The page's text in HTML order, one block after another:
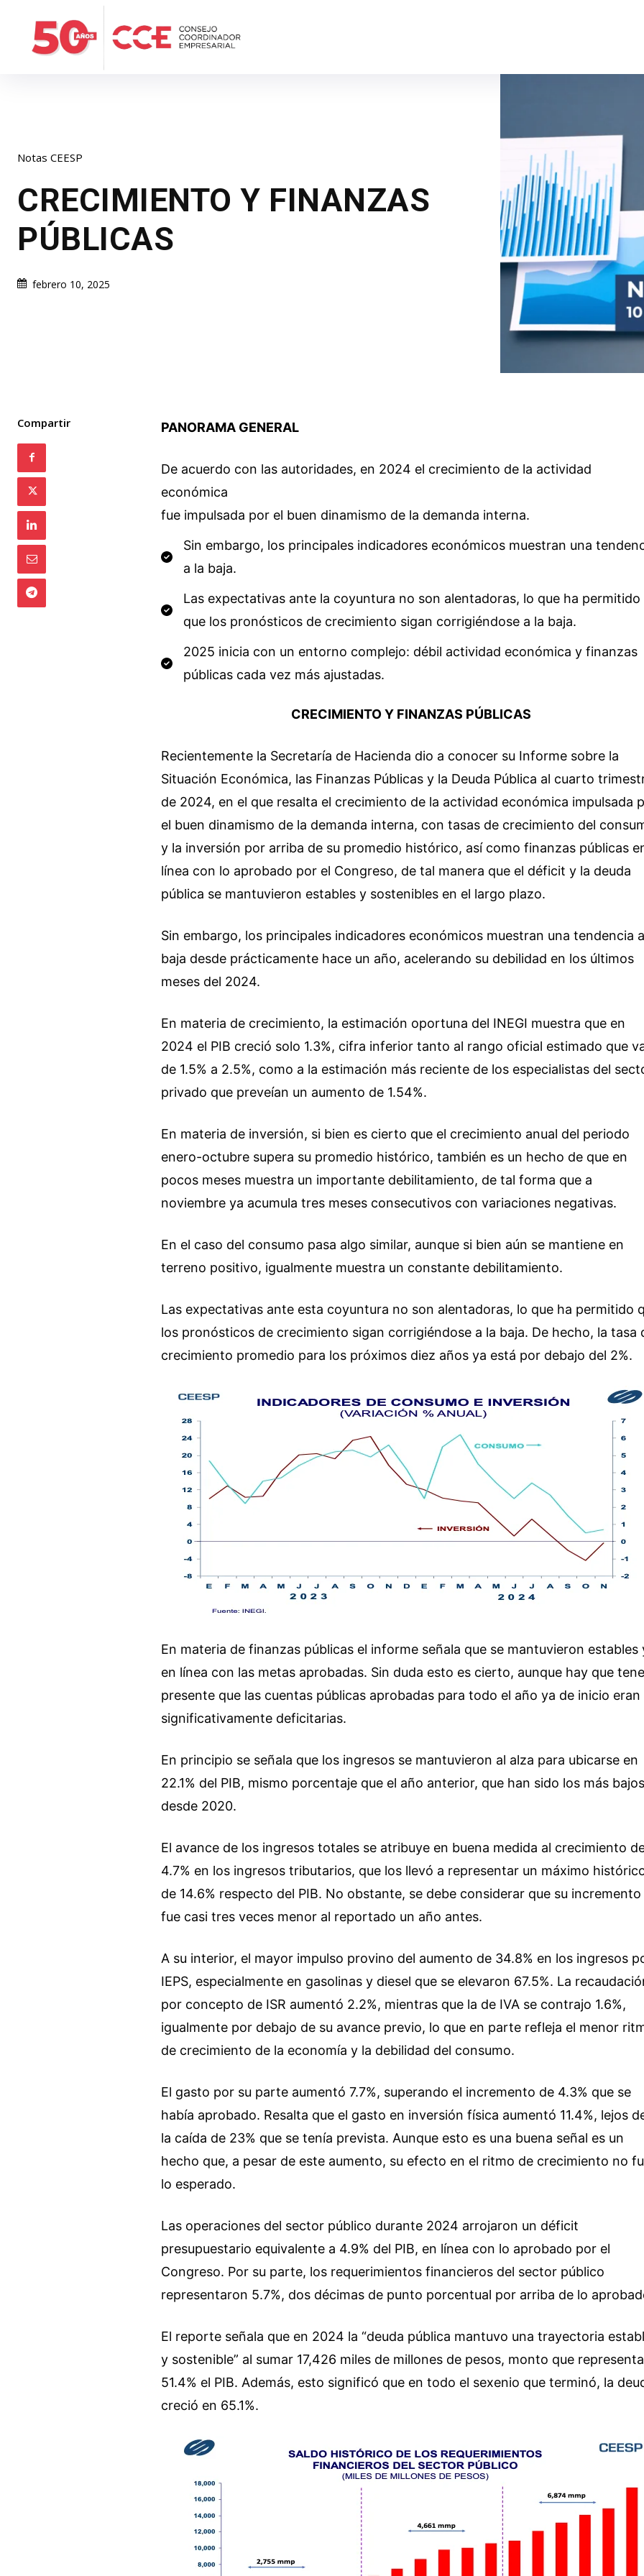
Notas CEESP
CRECIMIENTO Y FINANZAS
PÚBLICAS
febrero 10, 2025
Compartir PANORAMA GENERAL
De acuerdo con las autoridades, en 2024 el crecimiento de la actividad
económica
fue impulsada por el buen dinamismo de la demanda interna.
Sin embargo, los principales indicadores económicos muestran una
a la baja.
Las expectativas ante la coyuntura no son alentadoras, lo que ha permitido
que los pronósticos de crecimiento sigan corrigiéndose a la baja.
2025 inicia con un entorno complejo: débil actividad económica y finanzas
públicas cada vez más ajustadas.
CRECIMIENTO Y FINANZAS PÚBLICAS
Recientemente la Secretaría de Hacienda dio a conocer su Informe sobre la
Situación Económica, las Finanzas Públicas y la Deuda Pública al cuarto
de 2024, en el que resalta el crecimiento de la actividad económica impulsada
el buen dinamismo de la demanda interna, con tasas de crecimiento del
y la inversión por arriba de su promedio histórico, así como finanzas públicas
línea con lo aprobado por el Congreso, de tal manera que el déficit y la deuda
pública se mantuvieron estables y sostenibles en el largo plazo.
Sin embargo, los principales indicadores económicos muestran una tendencia
baja desde prácticamente hace un año, acelerando su debilidad en los últimos
meses del 2024.
En materia de crecimiento, la estimación oportuna del INEGI muestra que en
2024 el PIB creció solo 1.3%, cifra inferior tanto al rango oficial estimado que
de 1.5% a 2.5%, como a la estimación más reciente de los especialistas del
privado que preveían un aumento de 1.54%.
En materia de inversión, si bien es cierto que el crecimiento anual del periodo
enero-octubre supera su promedio histórico, también es un hecho de que en
pocos meses muestra un importante debilitamiento, de tal forma que a
noviembre ya acumula tres meses consecutivos con variaciones negativas.
En el caso del consumo pasa algo similar, aunque si bien aún se mantiene en
terreno positivo, igualmente muestra un constante debilitamiento.
Las expectativas ante esta coyuntura no son alentadoras, lo que ha permitido
los pronósticos de crecimiento sigan corrigiéndose a la baja. De hecho, la tasa
crecimiento promedio para los próximos diez años ya está por debajo del 2%.
En materia de finanzas públicas el informe señala que se mantuvieron estables
en línea con las metas aprobadas. Sin duda esto es cierto, aunque hay que
presente que las cuentas públicas aprobadas para todo el año ya de inicio eran
significativamente deficitarias.
En principio se señala que los ingresos se mantuvieron al alza para ubicarse en
22.1% del PIB, mismo porcentaje que el año anterior, que han sido los más
desde 2020.
El avance de los ingresos totales se atribuye en buena medida al crecimiento
4.7% en los ingresos tributarios, que los llevó a representar un máximo
de 14.6% respecto del PIB. No obstante, se debe considerar que su incremento
fue casi tres veces menor al reportado un año antes.
A su interior, el mayor impulso provino del aumento de 34.8% en los ingresos
IEPS, especialmente en gasolinas y diesel que se elevaron 67.5%. La
por concepto de ISR aumentó 2.2%, mientras que la de IVA se contrajo 1.6%,
igualmente por debajo de su avance previo, lo que en parte refleja el menor
de crecimiento de la economía y la debilidad del consumo.
El gasto por su parte aumentó 7.7%, superando el incremento de 4.3% que se
había aprobado. Resalta que el gasto en inversión física aumentó 11.4%, lejos
la caída de 23% que se tenía prevista. Aunque esto es una buena señal es un
hecho que, a pesar de este aumento, su efecto en el ritmo de crecimiento no
lo esperado.
Las operaciones del sector público durante 2024 arrojaron un déficit
presupuestario equivalente a 4.9% del PIB, en línea con lo aprobado por el
Congreso. Por su parte, los requerimientos financieros del sector público
representaron 5.7%, dos décimas de punto porcentual por arriba de lo
El reporte señala que en 2024 la “deuda pública mantuvo una trayectoria
y sostenible” al sumar 17,426 miles de millones de pesos, monto que
51.4% el PIB. Además, esto significó que en todo el sexenio que terminó, la
creció en 65.1%.